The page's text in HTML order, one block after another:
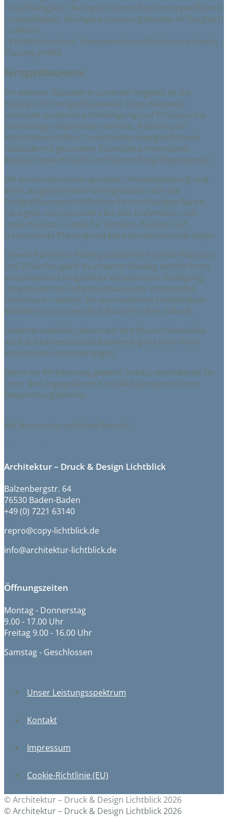
• Nachhaltigkeit: Ökologisch sinnvoll und energieeffizient.
• Langlebigkeit: Geringere Sanierungskosten im Vergleich
zu WDVS.
• Kostensicherheit: Transparente und Nutzerorientierte
Planung in BIM.
Fertigteilbauweise
Ein weiterer Baustein in unserem Angebot ist die
ökologische Fertigteilbauweise. Diese Bauweise
verbindet modernste Vorfertigung und Präzision mit
nachhaltigen Materialien wie Holz, R-Beton und
Naturdämmstoffen. So entstehen energieeffiziente
Gebäude mit gesundem Raumklima, minimalem
Ressourcenverbrauch und hohem Recyclingpotenzial.
Mit kurzen Bauzeiten, geringer Umweltbelastung und
einer ausgezeichneten Energiebilanz setzt die
Fertigteilbauweise Maßstäbe für nachhaltiges Bauen.
Sie eignet sich besonders für den Einfamilien- und
Ferienhausbau – Ideal für Familien, die Wert auf
transparente Planung und klare Kostenkontrolle legen.
Unsere Partner in Polen garantieren höchste Präzision
und Zuverlässigkeit. In unserem Katalog stehen Ihnen
verschiedene Fertigteilbau-Varianten zur Verfügung.
Ob gemütliches Einfamilienhaus oder charmantes
Ferienhaus – wählen Sie aus modernen Fertigteilbau-
Modellen das passende Zuhause für Ihre Zukunft.
Selbstverständlich planen wir Ihre Wunschimmobilie
auch auf konventionelle Bauweise, ganz nach Ihren
Individuellen Anforderungen.
Wenn wir Ihr Interesse geweckt haben, vereinbaren Sie
unter den angegebenen Kontaktdaten gerne einen
Besprechungstermin.
Wir freuen uns auf Ihren Besuch!
Architektur – Druck & Design Lichtblick
Balzenbergstr. 64
76530 Baden-Baden
+49 (0) 7221 63140
repro@copy-lichtblick.de
info@architektur-lichtblick.de
Öffnungszeiten
Montag - Donnerstag
9.00 - 17.00 Uhr
Freitag 9.00 - 16.00 Uhr
Samstag - Geschlossen
Unser Leistungsspektrum
Kontakt
Impressum
Cookie-Richtlinie (EU)
© Architektur – Druck & Design Lichtblick 2026
© Architektur – Druck & Design Lichtblick 2026